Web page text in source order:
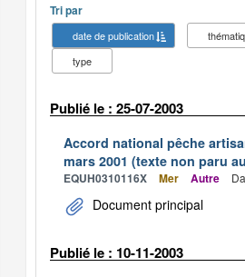
Tri par
date de publication
type
Publié le : 25-07-2003
Accord national pêche
mars 2001 (texte non paru
EQUH0310116X Mer Autre
Document principal
Publié le : 10-11-2003